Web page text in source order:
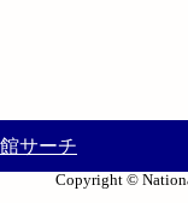
サーチ
Copyright ©